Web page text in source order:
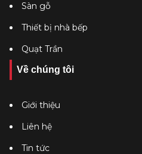
Sàn gỗ
Thiết bị nhà bếp
Quạt Trần
Về chúng tôi
Giới thiệu
Liên hệ
Tin tức